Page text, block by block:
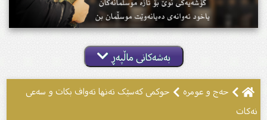
بەشەکانی ماڵپەڕ
حەج و عومرە
حوكمی کەسێک تەنها تەواف بکات و سەعی
نەکات